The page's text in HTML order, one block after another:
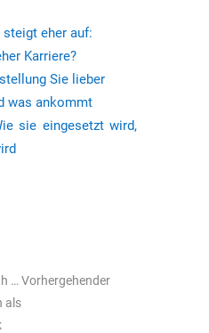
eher auf:
Karriere?
Sie lieber
was ankommt
sie eingesetzt wird,
… Vorhergehender
als